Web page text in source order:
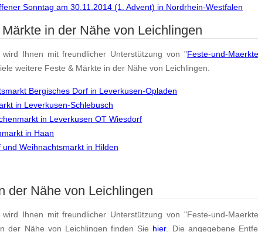
Sonntag am 30.11.2014 (1. Advent) in Nordrhein-Westfalen
in der Nähe von Leichlingen
wird Ihnen mit freundlicher Unterstützung von "Feste-und-
weitere Feste & Märkte in der Nähe von Leichlingen.
Bergisches Dorf in Leverkusen-Opladen
in Leverkusen-Schlebusch
in Leverkusen OT Wiesdorf
in Haan
und Weihnachtsmarkt in Hilden
der Nähe von Leichlingen
wird Ihnen mit freundlicher Unterstützung von "Feste-und-
der Nähe von Leichlingen finden Sie hier. Die angegebene